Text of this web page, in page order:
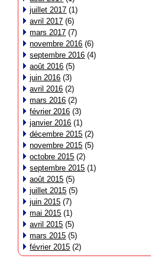
juillet 2017 (1)
avril 2017 (6)
mars 2017 (7)
novembre 2016 (6)
septembre 2016 (4)
août 2016 (5)
juin 2016 (3)
avril 2016 (2)
mars 2016 (2)
février 2016 (3)
janvier 2016 (1)
décembre 2015 (2)
novembre 2015 (5)
octobre 2015 (2)
septembre 2015 (1)
août 2015 (5)
juillet 2015 (5)
juin 2015 (7)
mai 2015 (1)
avril 2015 (5)
mars 2015 (5)
février 2015 (2)